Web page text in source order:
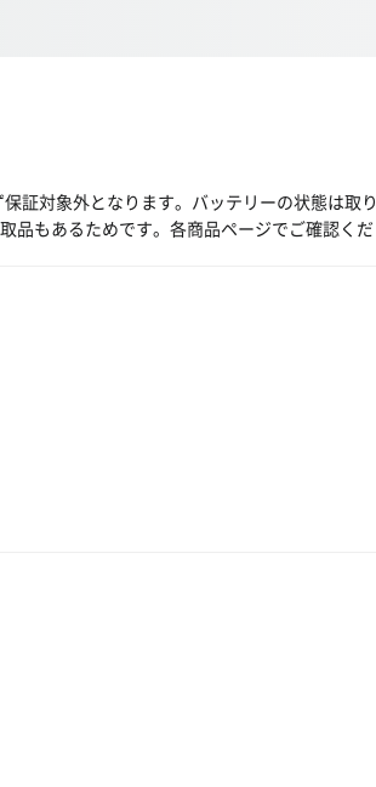
証対象外となります。バッテリーの状態は取
品もあるためです。各商品ページでご確認く